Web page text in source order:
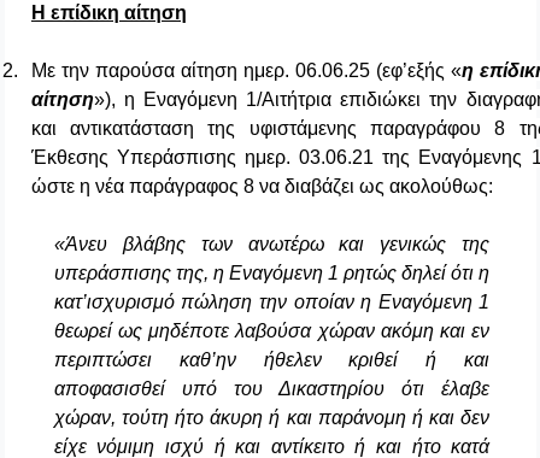
Η επίδικη αίτηση
2. Με την παρούσα αίτηση ημερ. 06.06.25 (εφ’εξής «η
αίτηση»), η Εναγόμενη 1/Αιτήτρια επιδιώκει την
και αντικατάσταση της υφιστάμενης παραγράφου 8
Έκθεσης Υπεράσπισης ημερ. 03.06.21 της Εναγόμενης
ώστε η νέα παράγραφος 8 να διαβάζει ως ακολούθως:
«Άνευ βλάβης των ανωτέρω και γενικώς της
υπεράσπισης της, η Εναγόμενη 1 ρητώς δηλεί ότι η
κατ’ισχυρισμό πώληση την οποίαν η Εναγόμενη 1
θεωρεί ως μηδέποτε λαβούσα χώραν ακόμη και εν
περιπτώσει καθ’ην ήθελεν κριθεί ή και
αποφασισθεί υπό του Δικαστηρίου ότι έλαβε
χώραν, τούτη ήτο άκυρη ή και παράνομη ή και δεν
είχε νόμιμη ισχύ ή και αντίκειτο ή και ήτο κατά